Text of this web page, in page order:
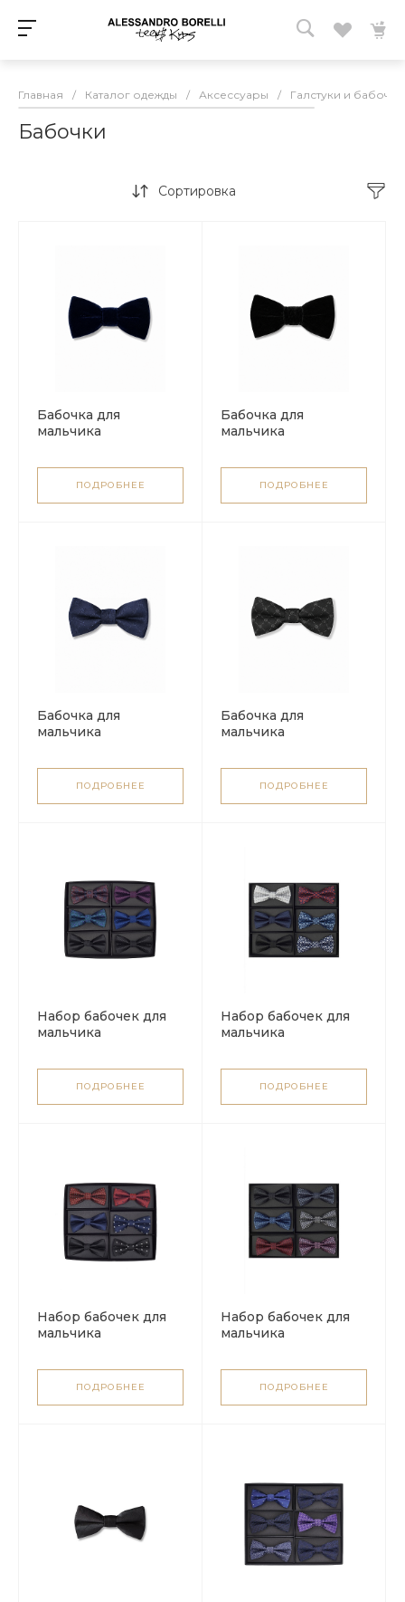
Главная / Каталог одежды / Аксессуары / Галстуки и бабочки
Бабочки
Сортировка
Бабочка для
мальчика
ПОДРОБНЕЕ
Бабочка для
мальчика
ПОДРОБНЕЕ
Бабочка для
мальчика
ПОДРОБНЕЕ
Бабочка для
мальчика
ПОДРОБНЕЕ
Набор бабочек для
мальчика
ПОДРОБНЕЕ
Набор бабочек для
мальчика
ПОДРОБНЕЕ
Набор бабочек для
мальчика
ПОДРОБНЕЕ
Набор бабочек для
мальчика
ПОДРОБНЕЕ